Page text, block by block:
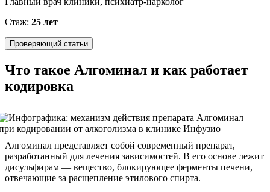
Стаж: 25 лет
Проверяющий статьи
Что такое Алгоминал и как работает
кодировка
Алгоминал представляет собой современный препарат,
разработанный для лечения зависимостей. В его основе лежит
дисульфирам — вещество, блокирующее ферменты печени,
отвечающие за расщепление этилового спирта.